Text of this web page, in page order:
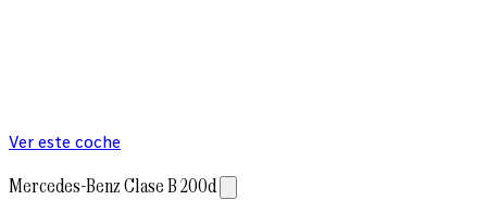
Ver este coche
Mercedes-Benz Clase B 200d